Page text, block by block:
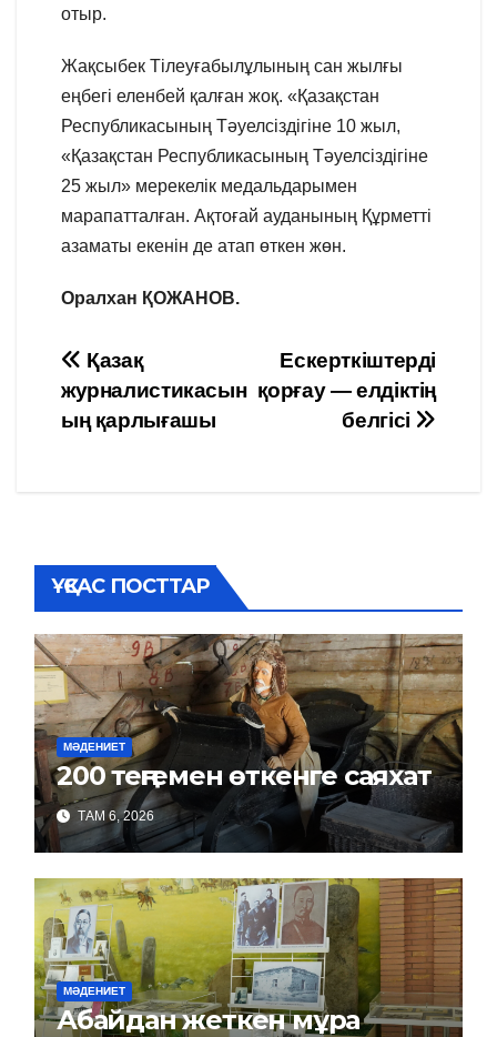
отыр.
Жақсыбек Тілеуғабылұлының сан жылғы
еңбегі еленбей қалған жоқ. «Қазақстан
Республикасының Тәуелсіздігіне 10 жыл,
«Қазақстан Республикасының Тәуелсіздігіне
25 жыл» мерекелік медальдарымен
марапатталған. Ақтоғай ауданының Құрметті
азаматы екенін де атап өткен жөн.
Оралхан ҚОЖАНОВ.
Навигация
по
Ескерткіштерді
қорғау — елдіктің
белгісі
Қазақ
журналистикасын
ың қарлығашы
ҰҚСАС ПОСТТАР
МӘДЕНИЕТ
200 теңгемен өткенге саяхат
ТАМ 6, 2026
МӘДЕНИЕТ
Абайдан жеткен мұра